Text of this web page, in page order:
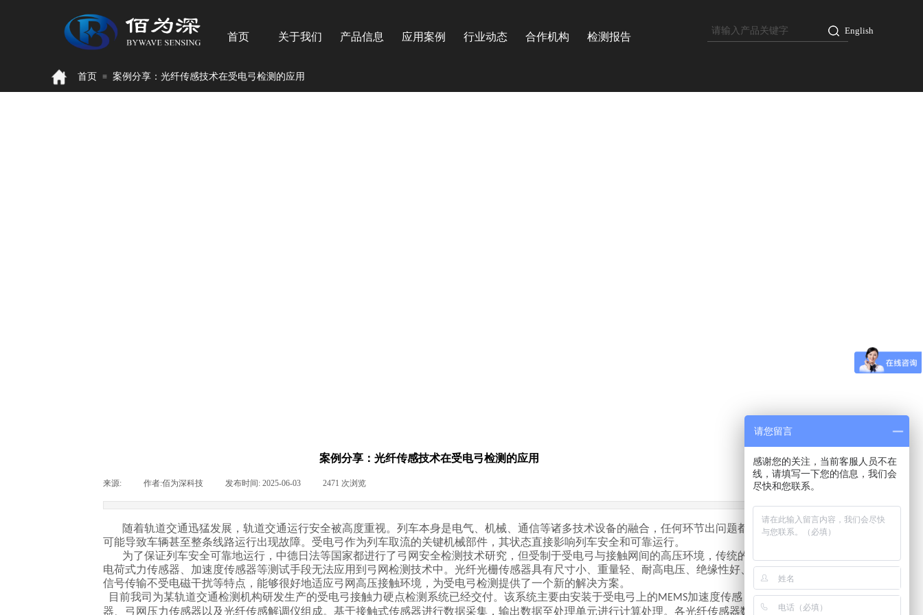
首页 关于我们 产品信息 应用案例 行业动态 合作机构 检测报告
English
首页 ≡ 案例分享：光纤传感技术在受电弓检测的应用
案例分享：光纤传感技术在受电弓检测的应用
来源: 作者:佰为深科技 发布时间: 2025-06-03 2471 次浏览
随着轨道交通迅猛发展，轨道交通运行安全被高度重视。列车本身是电气、机械、通信等诸多技术设备的融合，任何环节出问题都
可能导致车辆甚至整条线路运行出现故障。受电弓作为列车取流的关键机械部件，其状态直接影响列车安全和可靠运行。
为了保证列车安全可靠地运行，中德日法等国家都进行了弓网安全检测技术研究，但受制于受电弓与接触网间的高压环境，传统的
电荷式力传感器、加速度传感器等测试手段无法应用到弓网检测技术中。光纤光栅传感器具有尺寸小、重量轻、耐高电压、绝缘性好、
信号传输不受电磁干扰等特点，能够很好地适应弓网高压接触环境，为受电弓检测提供了一个新的解决方案。
目前我司为某轨道交通检测机构研发生产的受电弓接触力硬点检测系统已经交付。该系统主要由安装于受电弓上的MEMS加速度传感
器、弓网压力传感器以及光纤传感解调仪组成。基于接触式传感器进行数据采集，输出数据至处理单元进行计算处理。各光纤传感器数
请您留言
感谢您的关注，当前客服人员不在
线，请填写一下您的信息，我们会
尽快和您联系。